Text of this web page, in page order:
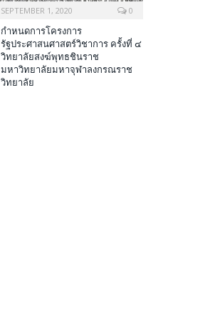
SEPTEMBER 1, 2020 0
กำหนดการโครงการ
รัฐประศาสนศาสตร์วิชาการ ครั้งที่ ๔
วิทยาลัยสงฆ์พุทธชินราช
มหาวิทยาลัยมหาจุฬาลงกรณราช
วิทยาลัย